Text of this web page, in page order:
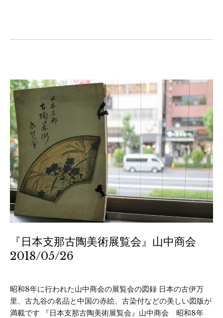
『日本支那古陶美術展覧会』山中商会
2018/05/26
昭和8年に行われた山中商会の展覧会の図録 日本の古伊万
里、古九谷の名品と中国の赤絵、古染付などの美しい図版が
満載です 『日本支那古陶美術展覧会』山中商会 昭和8年